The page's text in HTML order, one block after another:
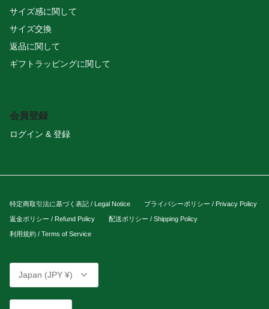
サイズ感に関して
サイズ交換
返品に関して
ギフトラッピングに関して
会員登録
ログイン & 登録
特定商取引法に基づく表記 / Legal Notice プライバシーポリシー / Privacy Policy
返金ポリシー / Refund Policy 配送ポリシー / Shipping Policy
利用規約 / Terms of Service
Currency
Japan (JPY ¥)
Language